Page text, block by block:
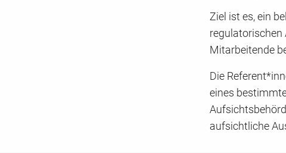
Ziel ist es, ein
regulatorischen
Mitarbeitende
Die
eines
aufsichtliche